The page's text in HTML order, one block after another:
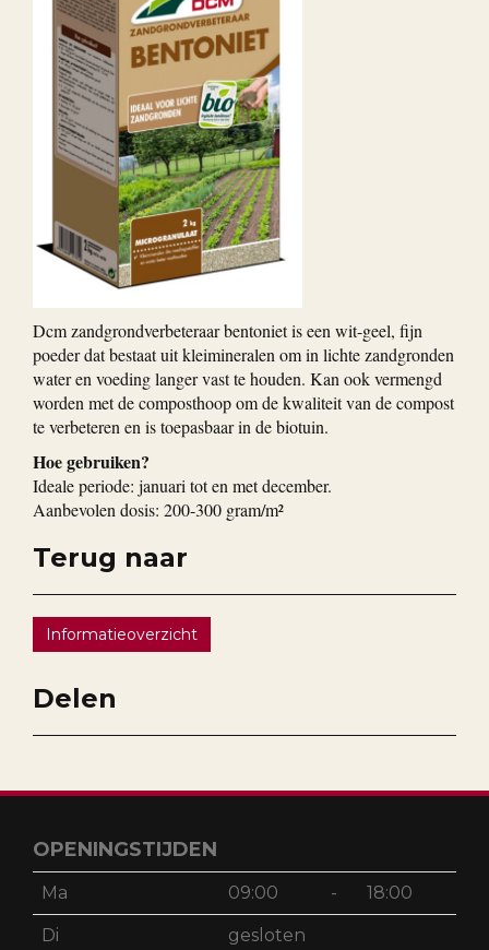
Dcm zandgrondverbeteraar bentoniet is een wit-geel, fijn
poeder dat bestaat uit kleimineralen om in lichte zandgronden
water en voeding langer vast te houden. Kan ook vermengd
worden met de composthoop om de kwaliteit van de compost
te verbeteren en is toepasbaar in de biotuin.
Hoe gebruiken?
Ideale periode: januari tot en met december.
Aanbevolen dosis: 200-300 gram/m²
Terug naar
Informatieoverzicht
Delen
OPENINGSTIJDEN
Ma 09:00 - 18:00
Di gesloten